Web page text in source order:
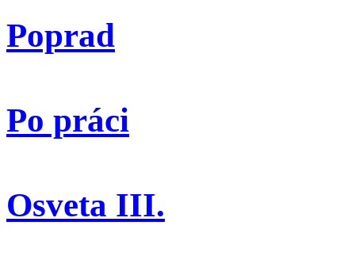
Poprad
Po práci
Osveta III.